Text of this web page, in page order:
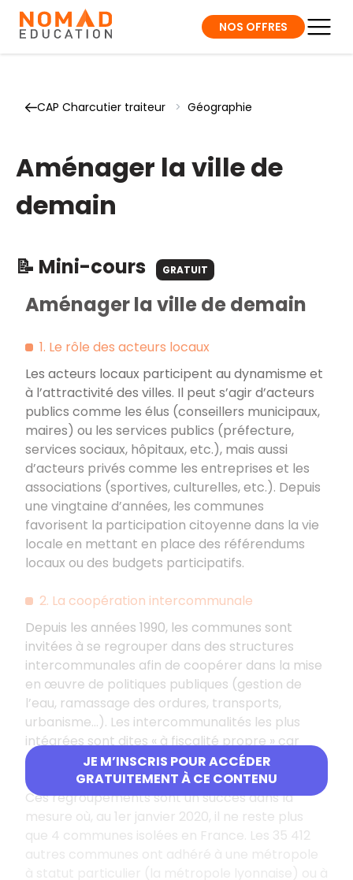
NOS OFFRES
CAP Charcutier traiteur > Géographie
Aménager la ville de
demain
📝 Mini-cours GRATUIT
JE M’INSCRIS POUR ACCÉDER
GRATUITEMENT À CE CONTENU
Aménager la ville de demain
1. Le rôle des acteurs locaux
Les acteurs locaux participent au dynamisme et
à l’attractivité des villes. Il peut s’agir d’acteurs
publics comme les élus (conseillers municipaux,
maires) ou les services publics (préfecture,
services sociaux, hôpitaux, etc.), mais aussi
d’acteurs privés comme les entreprises et les
associations (sportives, culturelles, etc.). Depuis
une vingtaine d’années, les communes
favorisent la participation citoyenne dans la vie
locale en mettant en place des référendums
locaux ou des budgets participatifs.
2. La coopération intercommunale
Depuis les années 1990, les communes sont
invitées à se regrouper dans des structures
intercommunales afin de coopérer dans la mise
en œuvre de politiques publiques (gestion de
l’eau, ramassage des ordures, transports,
urbanisme…). Les intercommunalités les plus
intégrées sont dites « à fiscalité propre » car
elles perçoivent une partie des impôts locaux
pour financer leur action.
Ces regroupements sont un succès dans la
mesure où, au 1er janvier 2020, il ne reste plus
que 4 communes isolées en France. Les 35 412
autres communes ont adhéré à une métropole